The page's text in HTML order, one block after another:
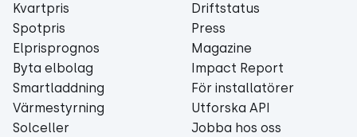
Kvartpris
Spotpris
Elprisprognos
Byta elbolag
Smartladdning
Värmestyrning
Solceller
Driftstatus
Press
Magazine
Impact Report
För installatörer
Utforska API
Jobba hos oss